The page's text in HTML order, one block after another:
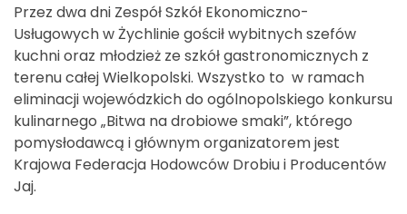
Przez dwa dni Zespół Szkół Ekonomiczno-
Usługowych w Żychlinie gościł wybitnych szefów
kuchni oraz młodzież ze szkół gastronomicznych z
terenu całej Wielkopolski. Wszystko to w ramach
eliminacji wojewódzkich do ogólnopolskiego konkursu
kulinarnego „Bitwa na drobiowe smaki”, którego
pomysłodawcą i głównym organizatorem jest
Krajowa Federacja Hodowców Drobiu i Producentów
Jaj.